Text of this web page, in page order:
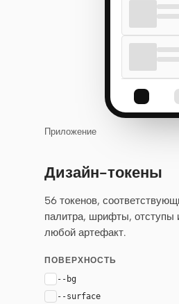
Приложение
Дизайн-токены
56 токенов,
палитра, шрифты, отступы
любой артефакт.
ПОВЕРХНОСТЬ
--bg
--surface